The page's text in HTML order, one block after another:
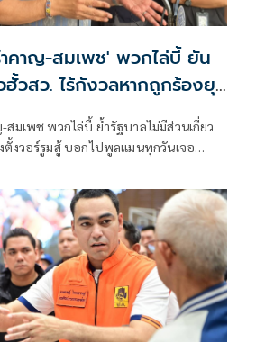
คาญ-สมเพช' พวกไล่บี้ ยัน
ฮั้วสว. ไร้กังวลหากถูกร้องยุบ
-สมเพช พวกไล่บี้ ย้ำรัฐบาลไม่มีส่วนเกี่ยว
ตั้งวอร์รูมสู้ บอกไปพูลแมนทุกวันเจอ